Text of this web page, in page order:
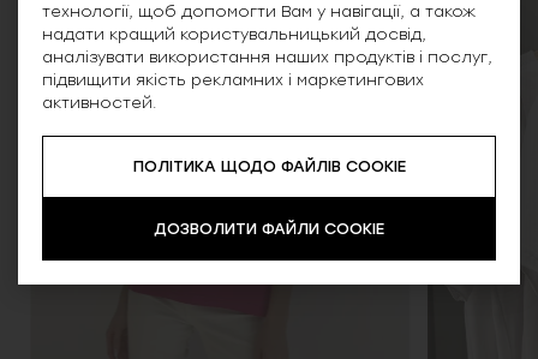
технології, щоб допомогти Вам у навігації, а також
надати кращий користувальницький досвід,
аналізувати використання наших продуктів і послуг,
підвищити якість рекламних і маркетингових
активностей.
ПОЛІТИКА ЩОДО ФАЙЛІВ COOKIE
ДОЗВОЛИТИ ФАЙЛИ COOKIE